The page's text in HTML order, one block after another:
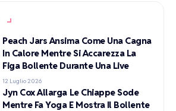
Peach Jars Ansima Come Una Cagna
In Calore Mentre Si Accarezza La
Figa Bollente Durante Una Live
12 Luglio 2026
Jyn Cox Allarga Le Chiappe Sode
Mentre Fa Yoga E Mostra Il Bollente